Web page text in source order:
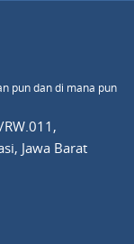
pun dan di mana pun
RW.011,
Jawa Barat